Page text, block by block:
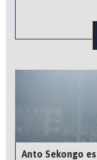
Anto Sekongo